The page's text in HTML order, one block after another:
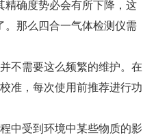
精确度势必会有所下降，这
。那么四合一气体检测仪需
不需要这么频繁的维护。在
准，每次使用前推荐进行功
中受到环境中某些物质的影